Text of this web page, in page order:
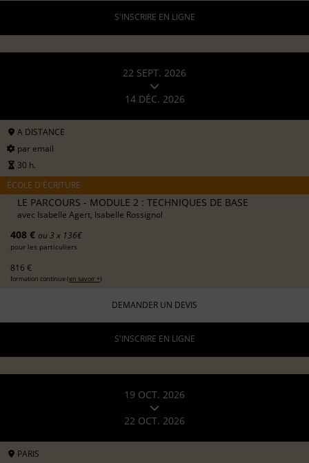
S'INSCRIRE EN LIGNE
22 SEPT. 2026
14 DÉC. 2026
A DISTANCE
par email
30 h.
ÉCOLE D'ÉCRITURE
LE PARCOURS - MODULE 2 : TECHNIQUES DE BASE
avec Isabelle Agert, Isabelle Rossignol
408 € ou 3 x 136€
pour les particuliers
816 €
formation continue (en savoir +)
DEMANDER UN DEVIS
S'INSCRIRE EN LIGNE
19 OCT. 2026
22 OCT. 2026
PARIS